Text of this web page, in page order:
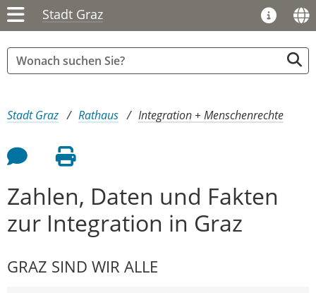
Stadt Graz
Sie sind hier:
Stadt Graz Rathaus Integration + Menschenrechte
Feedback an Autor
Seite drucken
Zahlen, Daten und Fakten
zur Integration in Graz
GRAZ SIND WIR ALLE